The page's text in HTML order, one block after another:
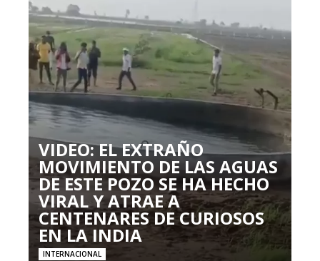
VIDEO: EL EXTRAÑO
MOVIMIENTO DE LAS AGUAS
DE ESTE POZO SE HA HECHO
VIRAL Y ATRAE A
CENTENARES DE CURIOSOS
EN LA INDIA
INTERNACIONAL